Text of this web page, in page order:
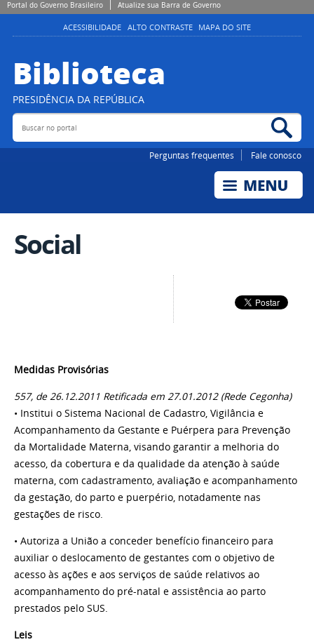
Portal do Governo Brasileiro Atualize sua Barra de Governo
ACESSIBILIDADE ALTO CONTRASTE MAPA DO SITE
Biblioteca
PRESIDÊNCIA DA REPÚBLICA
Buscar no portal
Perguntas frequentes Fale conosco
Social
Medidas Provisórias
557, de 26.12.2011 Retificada em 27.01.2012 (Rede Cegonha)
• Institui o Sistema Nacional de Cadastro, Vigilância e
Acompanhamento da Gestante e Puérpera para Prevenção
da Mortalidade Materna, visando garantir a melhoria do
acesso, da cobertura e da qualidade da atenção à saúde
materna, com cadastramento, avaliação e acompanhamento
da gestação, do parto e puerpério, notadamente nas
gestações de risco.
• Autoriza a União a conceder benefício financeiro para
auxiliar o deslocamento de gestantes com o objetivo de
acesso às ações e aos serviços de saúde relativos ao
acompanhamento do pré-natal e assistência ao parto
prestados pelo SUS.
Leis